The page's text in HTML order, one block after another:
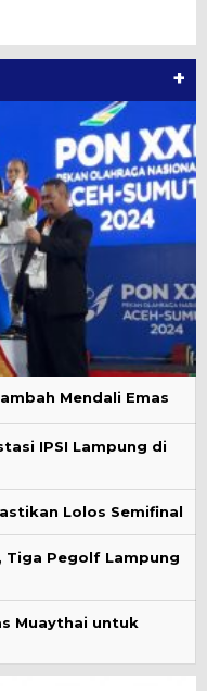
+
Mendali Emas
IPSI Lampung di
Lolos Semifinal
Tiga Pegolf Lampung
Muaythai untuk